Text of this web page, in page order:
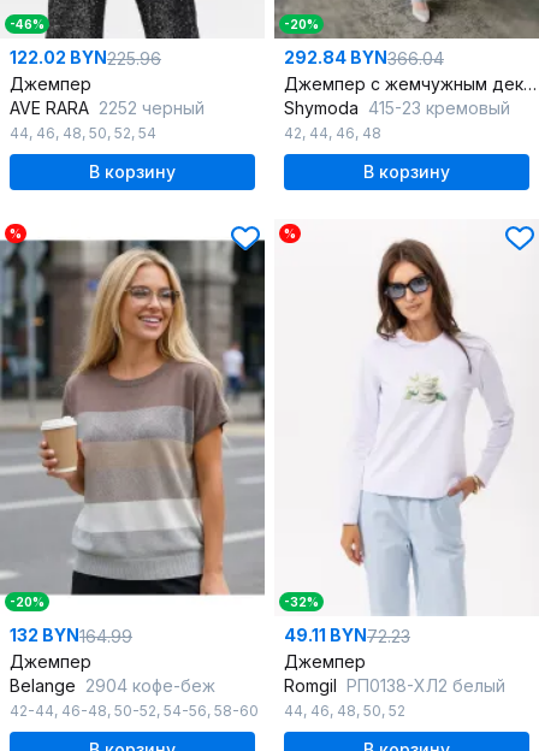
-46%
122.02 BYN225.96
Джемпер
AVE RARA 2252 черный
44, 46, 48, 50, 52, 54
В корзину
-20%
292.84 BYN366.04
Джемпер с жемчужным декором вязаный шерстяной демисезон
Shymoda 415-23 кремовый
42, 44, 46, 48
В корзину
%
-20%
132 BYN164.99
Джемпер
Belange 2904 кофе-беж
42-44, 46-48, 50-52, 54-56, 58-60
%
-32%
49.11 BYN72.23
Джемпер
Romgil РП0138-ХЛ2 белый
44, 46, 48, 50, 52